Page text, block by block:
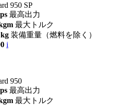
950 SP
最高出力
最大トルク
装備重量（燃料を除く）
i
950
最高出力
最大トルク